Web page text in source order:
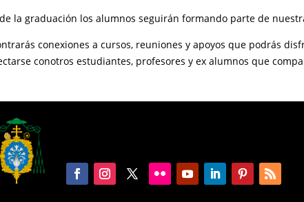
la graduación los alumnos seguirán formando parte de
conexiones a cursos, reuniones y apoyos que podrás
conotros estudiantes, profesores y ex alumnos que